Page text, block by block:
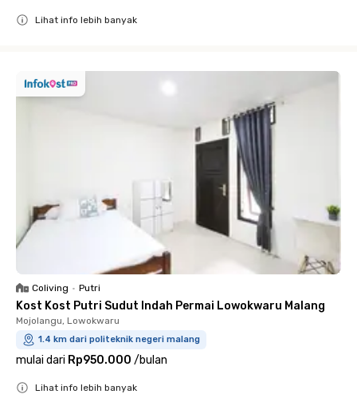
Lihat info lebih banyak
Coliving • Putri
Kost Kost Putri Sudut Indah Permai Lowokwaru Malang
Mojolangu, Lowokwaru
1.4 km dari politeknik negeri malang
mulai dari Rp950.000 /bulan
Lihat info lebih banyak